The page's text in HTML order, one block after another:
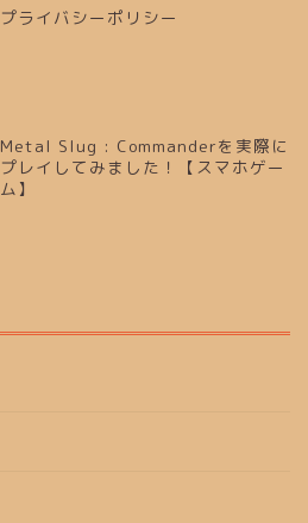
プライバシーポリシー
Metal Slug : Commanderを実際に
プレイしてみました！【スマホゲー
ム】